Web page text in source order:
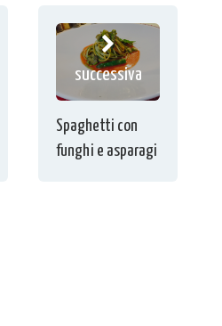
successiva
Spaghetti con
funghi e asparagi